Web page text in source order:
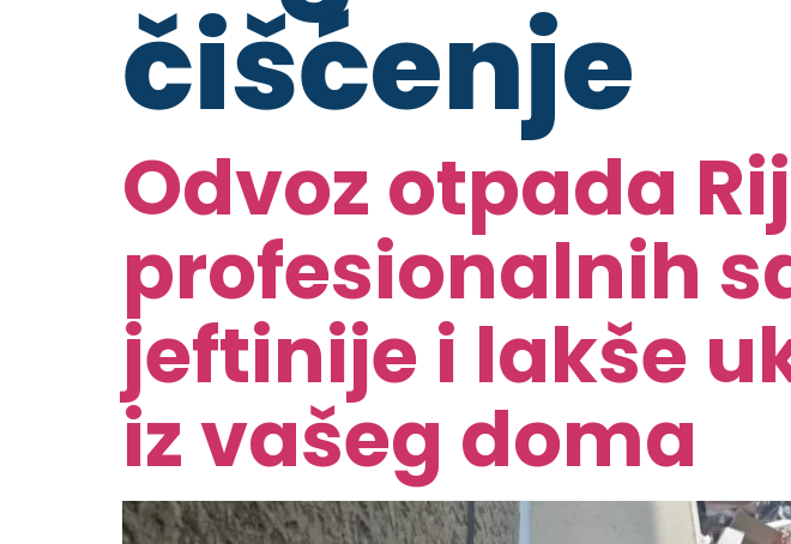
čišćenje
Odvoz otpada
profesionalnih
jeftinije i lakše
iz vašeg doma